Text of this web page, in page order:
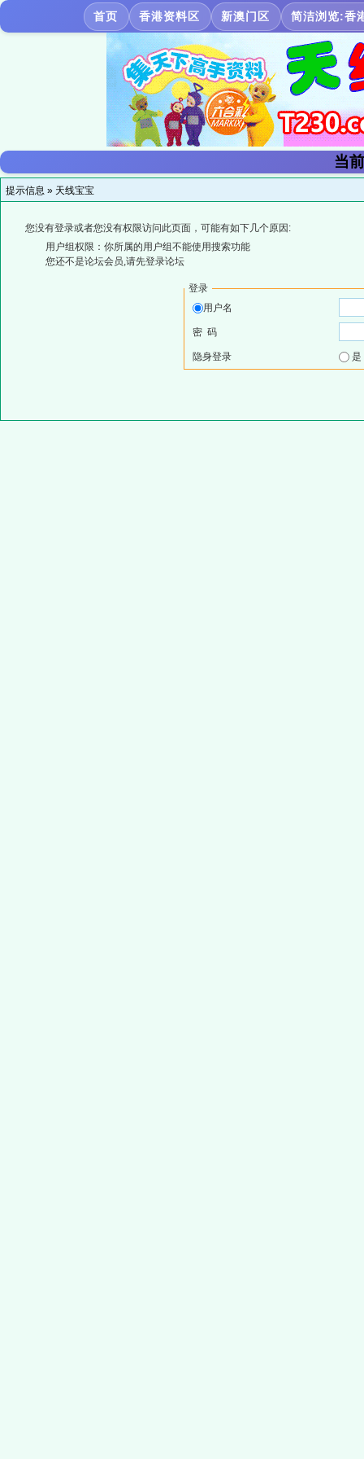
首页 香港资料区 新澳门区 简洁浏览:香
当
提示信息 » 天线宝宝
您没有登录或者您没有权限访问此页面，可能有如下几个原因:
用户组权限：你所属的用户组不能使用搜索功能
您还不是论坛会员,请先登录论坛
登录
用户名
密 码
隐身登录